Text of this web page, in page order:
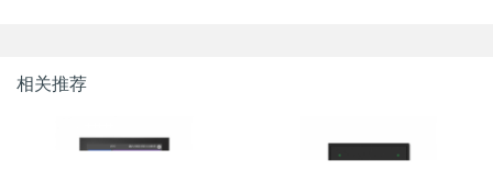
相关推荐